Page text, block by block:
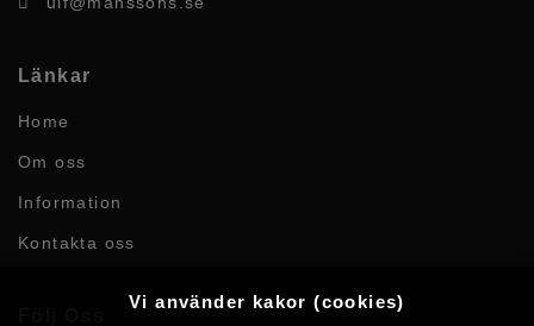
Länkar
Home
Om oss
Information
Kontakta oss
Vi använder kakor (cookies)